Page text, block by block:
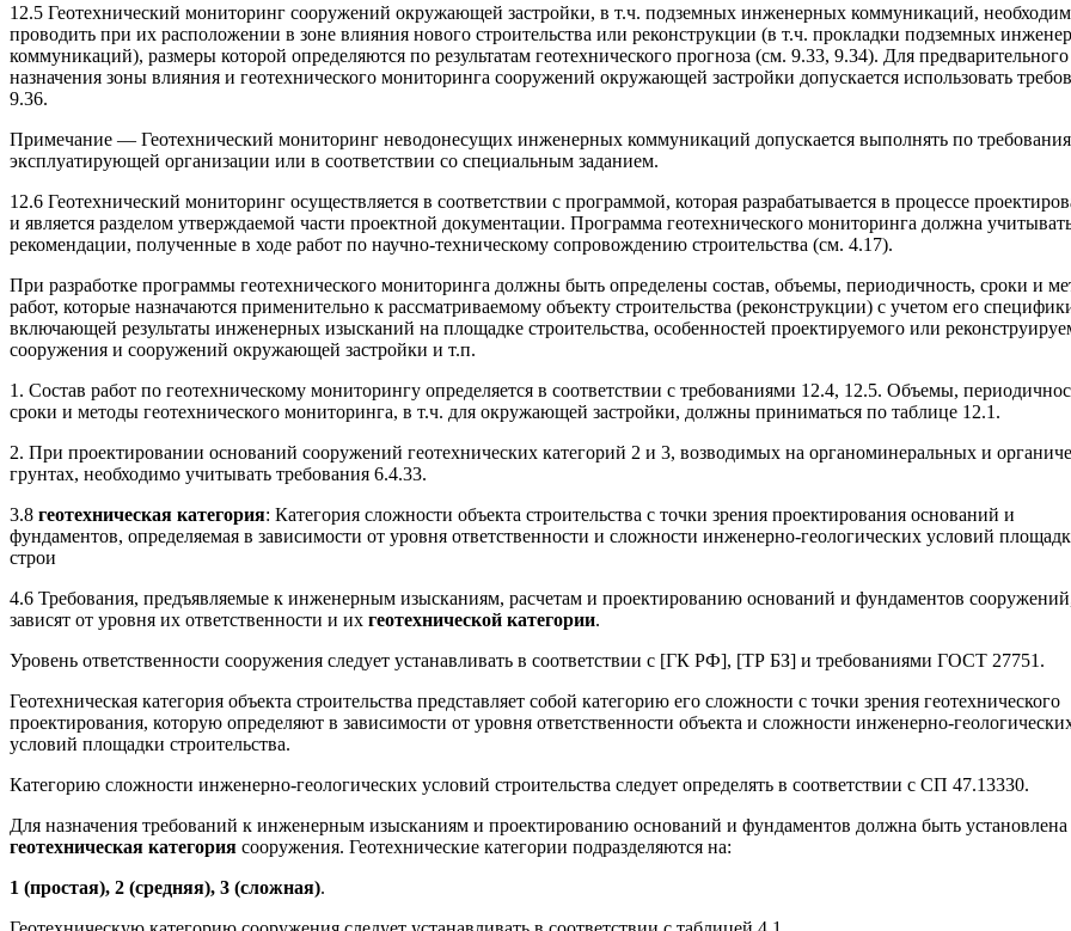
12.5 Геотехнический мониторинг сооружений окружающей застройки, в т.ч. подземных инженерных коммуникаций,
проводить при их расположении в зоне влияния нового строительства или реконструкции (в т.ч. прокладки подземных
коммуникаций), размеры которой определяются по результатам геотехнического прогноза (см. 9.33, 9.34). Для предварительного
назначения зоны влияния и геотехнического мониторинга сооружений окружающей застройки допускается использовать
9.36.
Примечание — Геотехнический мониторинг неводонесущих инженерных коммуникаций допускается выполнять по
эксплуатирующей организации или в соответствии со специальным заданием.
12.6 Геотехнический мониторинг осуществляется в соответствии с программой, которая разрабатывается в процессе
и является разделом утверждаемой части проектной документации. Программа геотехнического мониторинга должна
рекомендации, полученные в ходе работ по научно-техническому сопровождению строительства (см. 4.17).
При разработке программы геотехнического мониторинга должны быть определены состав, объемы, периодичность, сроки и
работ, которые назначаются применительно к рассматриваемому объекту строительства (реконструкции) с учетом его
включающей результаты инженерных изысканий на площадке строительства, особенностей проектируемого или
сооружения и сооружений окружающей застройки и т.п.
1. Состав работ по геотехническому мониторингу определяется в соответствии с требованиями 12.4, 12.5. Объемы,
сроки и методы геотехнического мониторинга, в т.ч. для окружающей застройки, должны приниматься по таблице 12.1.
2. При проектировании оснований сооружений геотехнических категорий 2 и 3, возводимых на органоминеральных и
грунтах, необходимо учитывать требования 6.4.33.
3.8 геотехническая категория: Категория сложности объекта строительства с точки зрения проектирования оснований и
фундаментов, определяемая в зависимости от уровня ответственности и сложности инженерно-геологических условий
строи
4.6 Требования, предъявляемые к инженерным изысканиям, расчетам и проектированию оснований и фундаментов
зависят от уровня их ответственности и их геотехнической категории.
Уровень ответственности сооружения следует устанавливать в соответствии с [ГК РФ], [ТР БЗ] и требованиями ГОСТ 27751.
Геотехническая категория объекта строительства представляет собой категорию его сложности с точки зрения геотехнического
проектирования, которую определяют в зависимости от уровня ответственности объекта и сложности инженерно-
условий площадки строительства.
Категорию сложности инженерно-геологических условий строительства следует определять в соответствии с СП 47.13330.
Для назначения требований к инженерным изысканиям и проектированию оснований и фундаментов должна быть установлена
геотехническая категория сооружения. Геотехнические категории подразделяются на:
1 (простая), 2 (средняя), 3 (сложная).